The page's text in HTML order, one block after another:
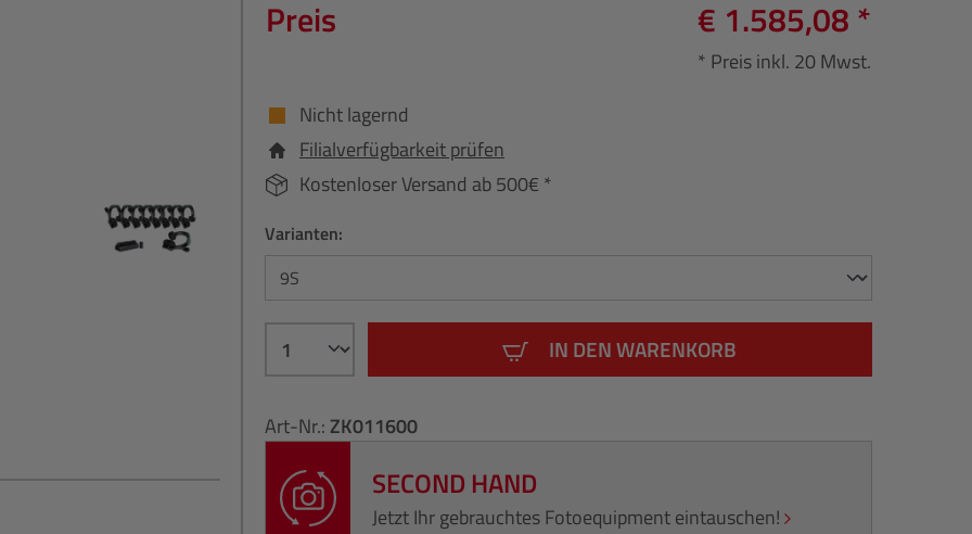
Preis € 1.585,08 *
* Preis inkl. 20 Mwst.
Nicht lagernd
Filialverfügbarkeit prüfen
Kostenloser Versand ab 500€ *
Varianten:
IN DEN WARENKORB
Art-Nr.: ZK011600
SECOND HAND
Jetzt Ihr gebrauchtes Fotoequipment eintauschen!